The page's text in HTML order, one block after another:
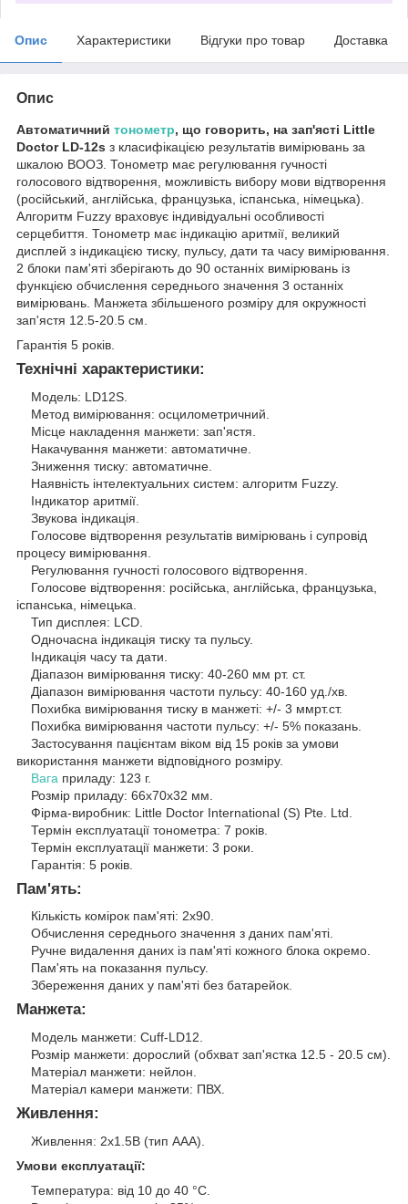
Опис Характеристики Відгуки про товар Доставка
Опис
Автоматичний тонометр, що говорить, на зап'ясті Little
Doctor LD-12s з класифікацією результатів вимірювань за
шкалою ВООЗ. Тонометр має регулювання гучності
голосового відтворення, можливість вибору мови відтворення
(російський, англійська, французька, іспанська, німецька).
Алгоритм Fuzzy враховує індивідуальні особливості
серцебиття. Тонометр має індикацію аритмії, великий
дисплей з індикацією тиску, пульсу, дати та часу вимірювання.
2 блоки пам'яті зберігають до 90 останніх вимірювань із
функцією обчислення середнього значення 3 останніх
вимірювань. Манжета збільшеного розміру для окружності
зап'ястя 12.5-20.5 см.
Гарантія 5 років.
Технічні характеристики:
Модель: LD12S.
Метод вимірювання: осцилометричний.
Місце накладення манжети: зап'ястя.
Накачування манжети: автоматичне.
Зниження тиску: автоматичне.
Наявність інтелектуальних систем: алгоритм Fuzzy.
Індикатор аритмії.
Звукова індикація.
Голосове відтворення результатів вимірювань і супровід
процесу вимірювання.
Регулювання гучності голосового відтворення.
Голосове відтворення: російська, англійська, французька,
іспанська, німецька.
Тип дисплея: LCD.
Одночасна індикація тиску та пульсу.
Індикація часу та дати.
Діапазон вимірювання тиску: 40-260 мм рт. ст.
Діапазон вимірювання частоти пульсу: 40-160 уд./хв.
Похибка вимірювання тиску в манжеті: +/- 3 ммрт.ст.
Похибка вимірювання частоти пульсу: +/- 5% показань.
Застосування пацієнтам віком від 15 років за умови
використання манжети відповідного розміру.
Вага приладу: 123 г.
Розмір приладу: 66х70х32 мм.
Фірма-виробник: Little Doctor International (S) Pte. Ltd.
Термін експлуатації тонометра: 7 років.
Термін експлуатації манжети: 3 роки.
Гарантія: 5 років.
Пам'ять:
Кількість комірок пам'яті: 2x90.
Обчислення середнього значення з даних пам'яті.
Ручне видалення даних із пам'яті кожного блока окремо.
Пам'ять на показання пульсу.
Збереження даних у пам'яті без батарейок.
Манжета:
Модель манжети: Cuff-LD12.
Розмір манжети: дорослий (обхват зап'ястка 12.5 - 20.5 см).
Матеріал манжети: нейлон.
Матеріал камери манжети: ПВХ.
Живлення:
Живлення: 2х1.5В (тип ААА).
Умови експлуатації:
Температура: від 10 до 40 °C.